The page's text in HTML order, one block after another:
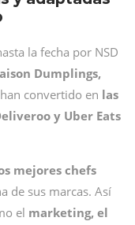
la fecha por NSD
Dumplings,
convertido en las
y Uber Eats
mejores chefs
de sus marcas. Así
el marketing, el